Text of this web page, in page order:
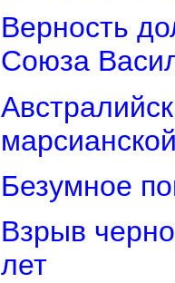
Верность
Союза
Безумное
Взрыв
лет